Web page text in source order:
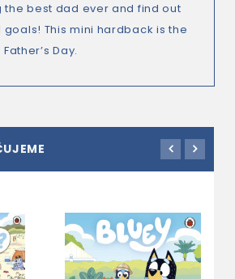
the best dad ever and find out
This mini hardback is the
Day.